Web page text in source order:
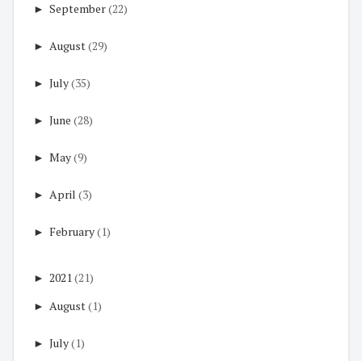
► September(22)
► August(29)
► July(35)
► June (28)
► May(9)
► April (3)
► February(1)
► 2021 (21)
► August(1)
► July(1)